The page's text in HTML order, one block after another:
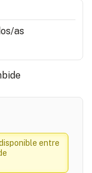
as
entre